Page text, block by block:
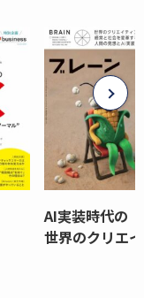
AI実装時代の
世界のクリエ